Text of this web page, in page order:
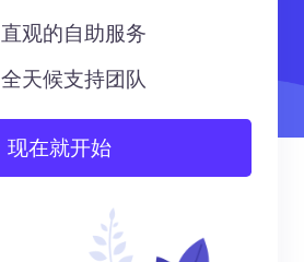
直观的自助服务
全天候支持团队
现在就开始